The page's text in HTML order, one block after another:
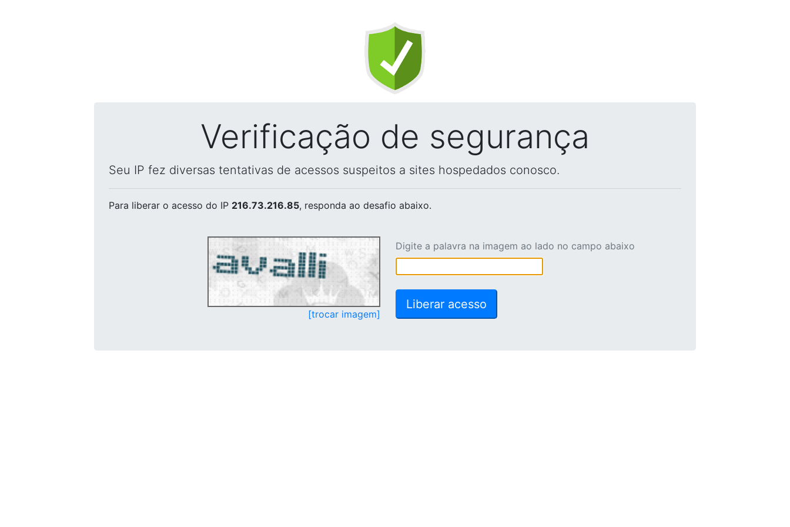
Verificação de segurança
Seu IP fez diversas tentativas de acessos suspeitos a sites hospedados conosco.
Para liberar o acesso do IP 216.73.216.85, responda ao desafio abaixo.
[trocar imagem]
Digite a palavra na imagem ao lado no campo abaixo